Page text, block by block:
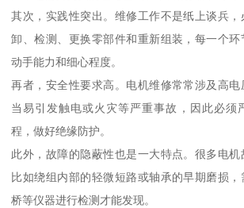
其次，实践性突出。维修工作不是纸上谈兵
卸、检测、更换零部件和重新组装，每一个
动手能力和细心程度。
再者，安全性要求高。电机维修常常涉及高
当易引发触电或火灾等严重事故，因此必须
程，做好绝缘防护。
此外，故障的隐蔽性也是一大特点。很多电机
比如绕组内部的轻微短路或轴承的早期磨损
桥等仪器进行检测才能发现。